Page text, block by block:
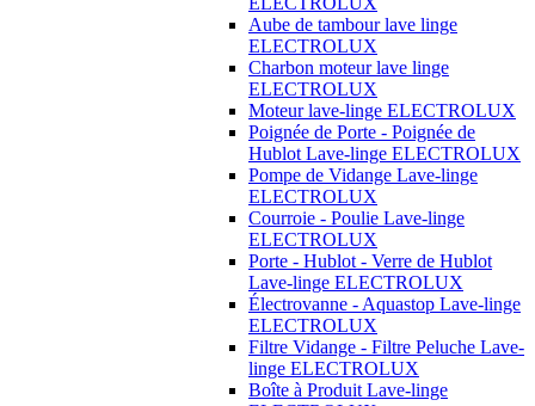
Aube de tambour lave linge
ELECTROLUX
Charbon moteur lave linge
ELECTROLUX
Moteur lave-linge ELECTROLUX
Poignée de Porte - Poignée de
Hublot Lave-linge ELECTROLUX
Pompe de Vidange Lave-linge
ELECTROLUX
Courroie - Poulie Lave-linge
ELECTROLUX
Porte - Hublot - Verre de Hublot
Lave-linge ELECTROLUX
Électrovanne - Aquastop Lave-linge
ELECTROLUX
Filtre Vidange - Filtre Peluche Lave-
linge ELECTROLUX
Boîte à Produit Lave-linge